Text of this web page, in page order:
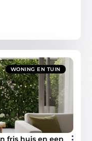
WONING EN TUIN